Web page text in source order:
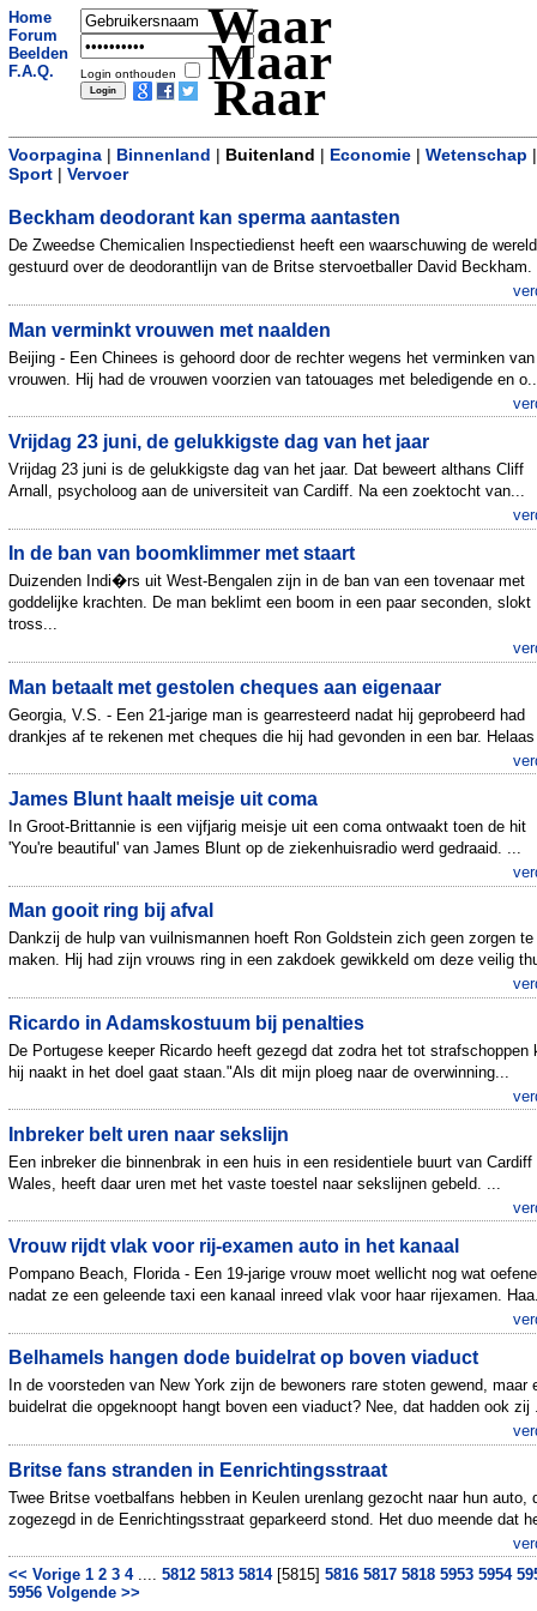
Home
Forum
Beelden
F.A.Q.
Login onthouden
Waar
Maar
Raar
Voorpagina | Binnenland | Buitenland | Economie | Wetenschap |
Sport | Vervoer
Beckham deodorant kan sperma aantasten
De Zweedse Chemicalien Inspectiedienst heeft een waarschuwing de
gestuurd over de deodorantlijn van de Britse stervoetballer David Beckham.
Man verminkt vrouwen met naalden
Beijing - Een Chinees is gehoord door de rechter wegens het verminken
vrouwen. Hij had de vrouwen voorzien van tatouages met beledigende en
Vrijdag 23 juni, de gelukkigste dag van het jaar
Vrijdag 23 juni is de gelukkigste dag van het jaar. Dat beweert althans Cliff
Arnall, psycholoog aan de universiteit van Cardiff. Na een zoektocht van...
In de ban van boomklimmer met staart
Duizenden Indi�rs uit West-Bengalen zijn in de ban van een tovenaar met
goddelijke krachten. De man beklimt een boom in een paar seconden, slokt
tross...
Man betaalt met gestolen cheques aan eigenaar
Georgia, V.S. - Een 21-jarige man is gearresteerd nadat hij geprobeerd had
drankjes af te rekenen met cheques die hij had gevonden in een bar.
James Blunt haalt meisje uit coma
In Groot-Brittannie is een vijfjarig meisje uit een coma ontwaakt toen de hit
'You're beautiful' van James Blunt op de ziekenhuisradio werd gedraaid. ...
Man gooit ring bij afval
Dankzij de hulp van vuilnismannen hoeft Ron Goldstein zich geen zorgen te
maken. Hij had zijn vrouws ring in een zakdoek gewikkeld om deze veilig
Ricardo in Adamskostuum bij penalties
De Portugese keeper Ricardo heeft gezegd dat zodra het tot strafschoppen
hij naakt in het doel gaat staan."Als dit mijn ploeg naar de overwinning...
Inbreker belt uren naar sekslijn
Een inbreker die binnenbrak in een huis in een residentiele buurt van Cardiff
Wales, heeft daar uren met het vaste toestel naar sekslijnen gebeld. ...
Vrouw rijdt vlak voor rij-examen auto in het kanaal
Pompano Beach, Florida - Een 19-jarige vrouw moet wellicht nog wat
nadat ze een geleende taxi een kanaal inreed vlak voor haar rijexamen.
Belhamels hangen dode buidelrat op boven viaduct
In de voorsteden van New York zijn de bewoners rare stoten gewend, maar
buidelrat die opgeknoopt hangt boven een viaduct? Nee, dat hadden ook zij
Britse fans stranden in Eenrichtingsstraat
Twee Britse voetbalfans hebben in Keulen urenlang gezocht naar hun auto,
zogezegd in de Eenrichtingsstraat geparkeerd stond. Het duo meende dat
<< Vorige 1 2 3 4.... 5812 5813 5814[5815] 5816 5817 5818 5953 5954
5956 Volgende >>